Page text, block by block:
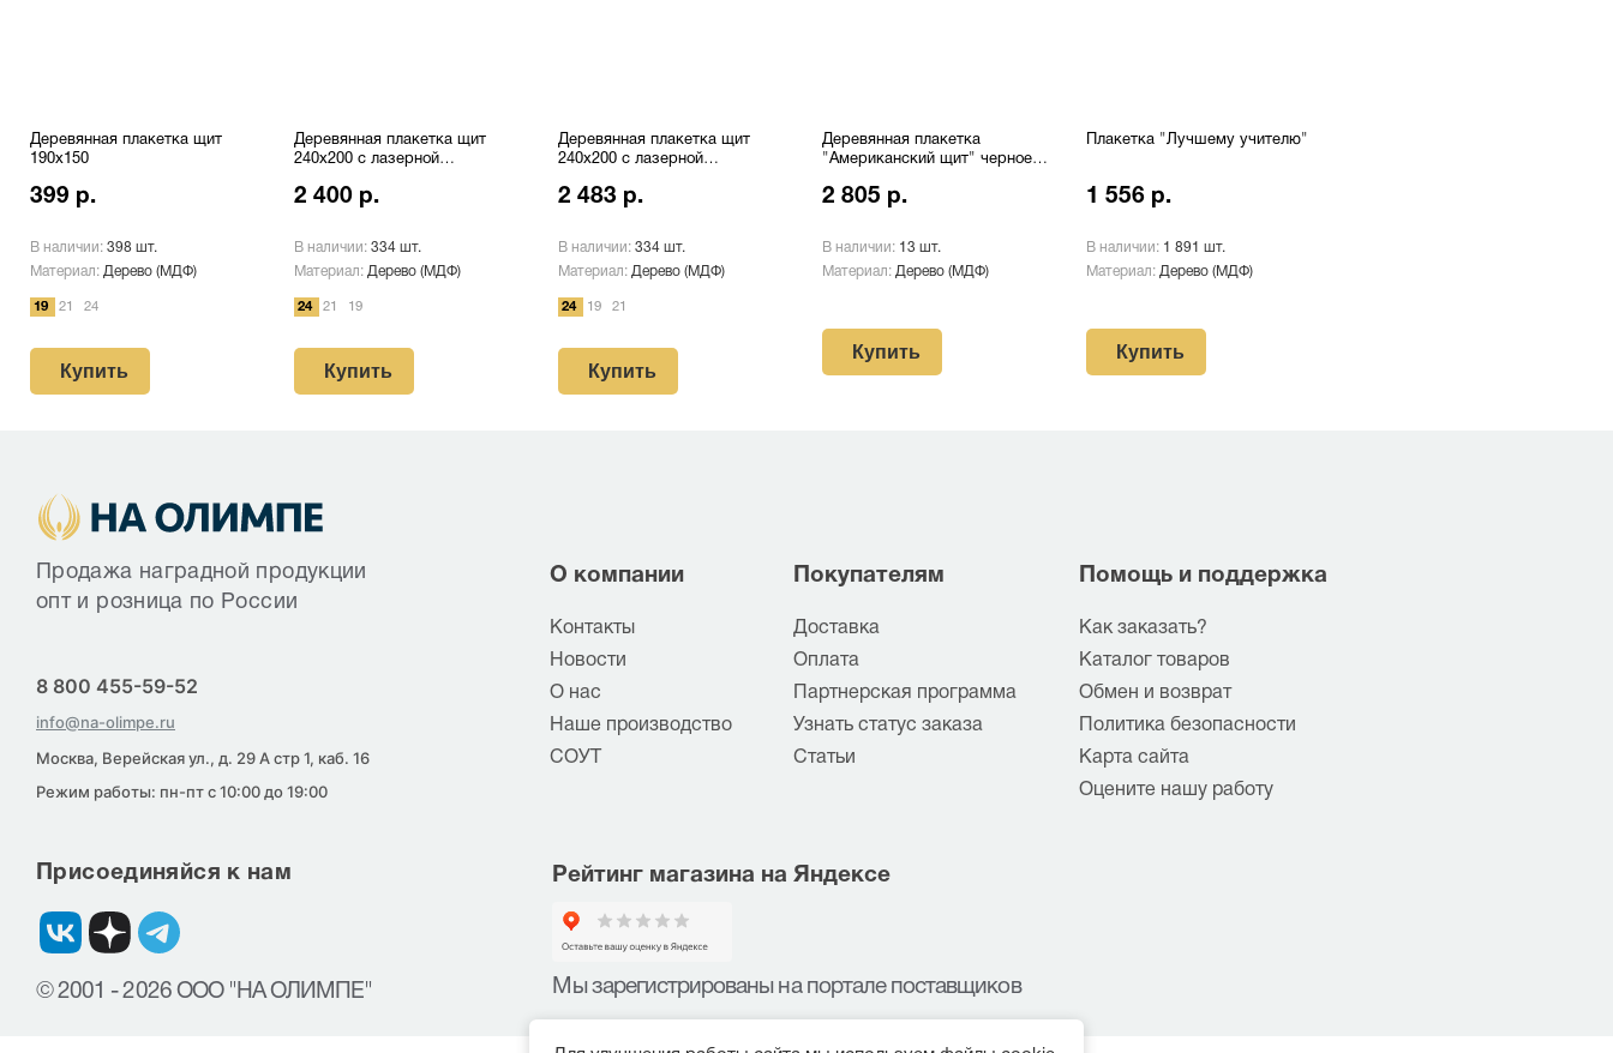
Деревянная плакетка щит
190х150
399 р.
В наличии: 398 шт.
Материал: Дерево (МДФ)
19 21 24
Купить
Деревянная плакетка щит
240х200 с лазерной
2 400 р.
В наличии: 334 шт.
Материал: Дерево (МДФ)
24 21 19
Купить
Деревянная плакетка щит
240х200 с лазерной
2 483 р.
В наличии: 334 шт.
Материал: Дерево (МДФ)
24 19 21
Купить
Деревянная плакетка
"Американский щит" черное
гравировкой Pl 16 S/Bk
2 805 р.
В наличии: 13 шт.
Материал: Дерево (МДФ)
Купить
Плакетка "Лучшему учителю"
1 556 р.
В наличии: 1 891 шт.
Материал: Дерево (МДФ)
Купить
Продажа наградной продукции
опт и розница по России
8 800 455-59-52
info@na-olimpe.ru
Москва, Верейская ул., д. 29 А стр 1, каб. 16
Режим работы: пн-пт с 10:00 до 19:00
О компании
Контакты
Новости
О нас
Наше производство
СОУТ
Покупателям
Доставка
Оплата
Партнерская программа
Узнать статус заказа
Статьи
Помощь и поддержка
Как заказать?
Каталог товаров
Обмен и возврат
Политика безопасности
Карта сайта
Оцените нашу работу
Присоединяйся к нам
© 2001 - 2026 ООО "НА ОЛИМПЕ"
Рейтинг магазина на Яндексе
Мы зарегистрированы на портале поставщиков